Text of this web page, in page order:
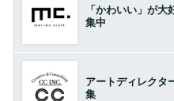
「かわいい」が
集中
アートディレクタ
集